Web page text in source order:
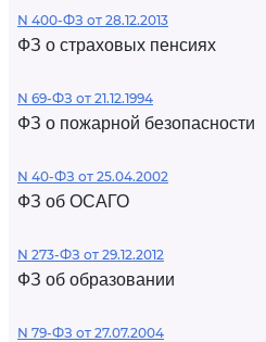
N 400-ФЗ от 28.12.2013
ФЗ о страховых пенсиях
N 69-ФЗ от 21.12.1994
ФЗ о пожарной безопасности
N 40-ФЗ от 25.04.2002
ФЗ об ОСАГО
N 273-ФЗ от 29.12.2012
ФЗ об образовании
N 79-ФЗ от 27.07.2004